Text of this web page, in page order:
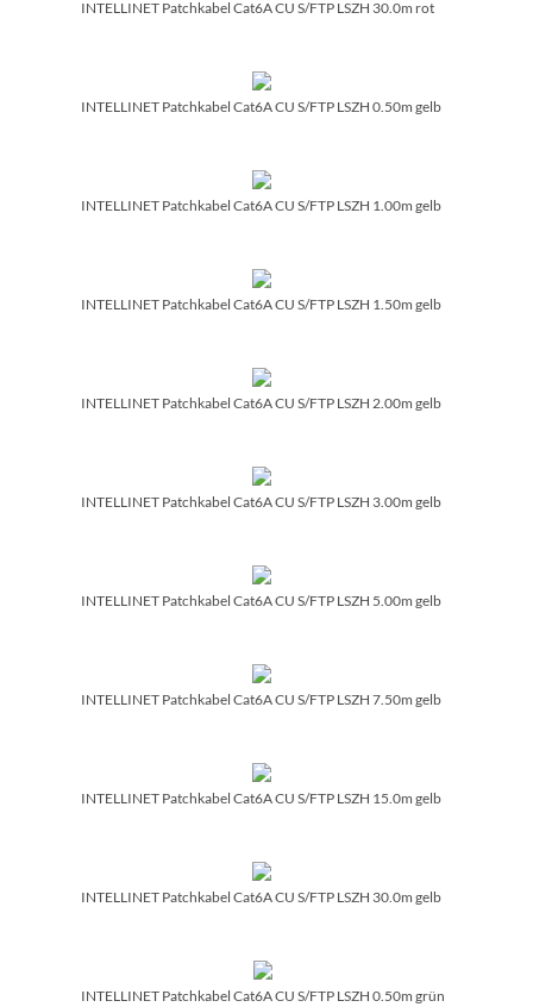
INTELLINET Patchkabel Cat6A CU S/­FTP LSZH 30.0m rot
INTELLINET Patchkabel Cat6A CU S/­FTP LSZH 0.50m gelb
INTELLINET Patchkabel Cat6A CU S/­FTP LSZH 1.00m gelb
INTELLINET Patchkabel Cat6A CU S/­FTP LSZH 1.50m gelb
INTELLINET Patchkabel Cat6A CU S/­FTP LSZH 2.00m gelb
INTELLINET Patchkabel Cat6A CU S/­FTP LSZH 3.00m gelb
INTELLINET Patchkabel Cat6A CU S/­FTP LSZH 5.00m gelb
INTELLINET Patchkabel Cat6A CU S/­FTP LSZH 7.50m gelb
INTELLINET Patchkabel Cat6A CU S/­FTP LSZH 15.0m gelb
INTELLINET Patchkabel Cat6A CU S/­FTP LSZH 30.0m gelb
INTELLINET Patchkabel Cat6A CU S/­FTP LSZH 0.50m grün